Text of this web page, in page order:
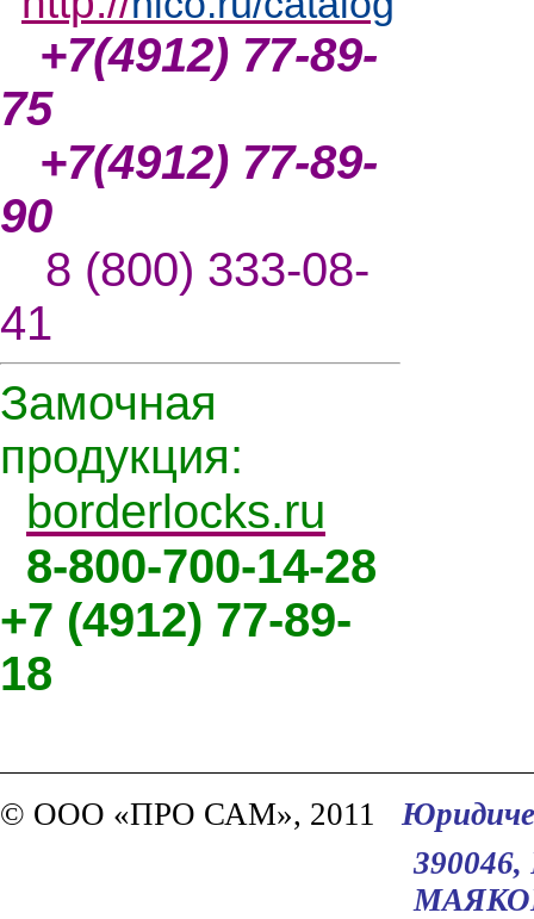
+7(4912) 77-89-
75
+7(4912) 77-89-
90
8 (800) 333-08-
41
Замочная
продукция:
borderlocks.ru
8-800-700-14-28
+7 (4912) 77-89-
18
© ООО «ПРО САМ», 2011